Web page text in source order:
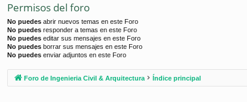
Permisos del foro
No puedes abrir nuevos temas en este Foro
No puedes responder a temas en este Foro
No puedes editar sus mensajes en este Foro
No puedes borrar sus mensajes en este Foro
No puedes enviar adjuntos en este Foro
Foro de Ingenieria Civil & Arquitectura Índice principal